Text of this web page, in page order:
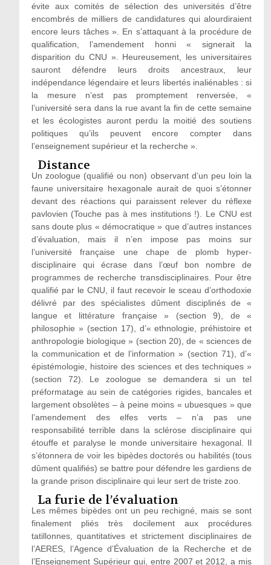
évite aux comités de sélection des universités d’être
encombrés de milliers de candidatures qui alourdiraient
encore leurs tâches ». En s’attaquant à la procédure de
qualification, l’amendement honni « signerait la
disparition du CNU ». Heureusement, les universitaires
sauront défendre leurs droits ancestraux, leur
indépendance légendaire et leurs libertés inaliénables : si
la mesure n’est pas promptement renversée, «
l’université sera dans la rue avant la fin de cette semaine
et les écologistes auront perdu la moitié des soutiens
politiques qu’ils peuvent encore compter dans
l’enseignement supérieur et la recherche ».
Distance
Un zoologue (qualifié ou non) observant d’un peu loin la
faune universitaire hexagonale aurait de quoi s’étonner
devant des réactions qui paraissent relever du réflexe
pavlovien (Touche pas à mes institutions !). Le CNU est
sans doute plus « démocratique » que d’autres instances
d’évaluation, mais il n’en impose pas moins sur
l’université française une chape de plomb hyper-
disciplinaire qui écrase dans l’œuf bon nombre de
programmes de recherche transdisciplinaires. Pour être
qualifié par le CNU, il faut recevoir le sceau d’orthodoxie
délivré par des spécialistes dûment disciplinés de «
langue et littérature française » (section 9), de «
philosophie » (section 17), d’« ethnologie, préhistoire et
anthropologie biologique » (section 20), de « sciences de
la communication et de l’information » (section 71), d’«
épistémologie, histoire des sciences et des techniques »
(section 72). Le zoologue se demandera si un tel
préformatage au sein de catégories rigides, bancales et
largement obsolètes – à peine moins « ubuesques » que
l’amendement des elfes verts – n’a pas une
responsabilité terrible dans la sclérose disciplinaire qui
étouffe et paralyse le monde universitaire hexagonal. Il
s’étonnera de voir les bipèdes doctorés ou habilités (tous
dûment qualifiés) se battre pour défendre les gardiens de
la grande prison disciplinaire qui leur sert de triste zoo.
La furie de l’évaluation
Les mêmes bipèdes ont un peu rechigné, mais se sont
finalement pliés très docilement aux procédures
tatillonnes, quantitatives et strictement disciplinaires de
l’AERES, l’Agence d’Évaluation de la Recherche et de
l’Enseignement Supérieur qui, entre 2007 et 2012, a mis